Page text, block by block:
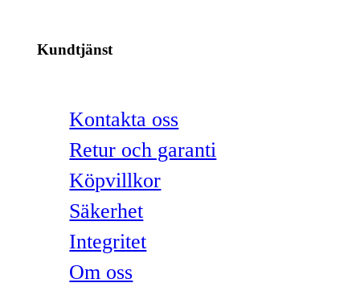
Kundtjänst
Kontakta oss
Retur och garanti
Köpvillkor
Säkerhet
Integritet
Om oss